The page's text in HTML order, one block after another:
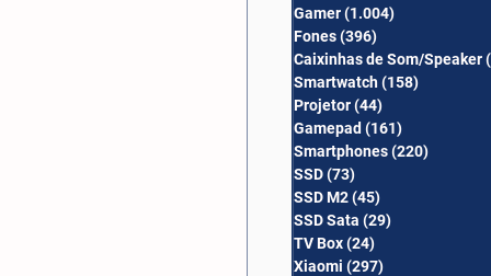
Gamer(1.004)
Fones(396)
Caixinhas de Som/Speaker
Smartwatch(158)
Projetor(44)
Gamepad (161)
Smartphones(220)
SSD(73)
SSD M2(45)
SSD Sata (29)
TV Box(24)
Xiaomi (297)